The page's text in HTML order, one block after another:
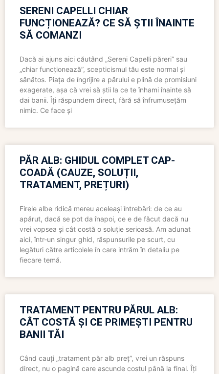
SERENI CAPELLI CHIAR
FUNCȚIONEAZĂ? CE SĂ ȘTII ÎNAINTE
SĂ COMANZI
Dacă ai ajuns aici căutând „Sereni Capelli păreri” sau
„chiar funcționează”, scepticismul tău este normal și
sănătos. Piața de îngrijire a părului e plină de promisiuni
exagerate, așa că vrei să știi la ce te înhami înainte să
dai banii. Îți răspundem direct, fără să înfrumusețăm
nimic. Ce face și
PĂR ALB: GHIDUL COMPLET CAP-
COADĂ (CAUZE, SOLUȚII,
TRATAMENT, PREȚURI)
Firele albe ridică mereu aceleași întrebări: de ce au
apărut, dacă se pot da înapoi, ce e de făcut dacă nu
vrei vopsea și cât costă o soluție serioasă. Am adunat
aici, într-un singur ghid, răspunsurile pe scurt, cu
legături către articolele în care intrăm în detaliu pe
fiecare temă.
TRATAMENT PENTRU PĂRUL ALB:
CÂT COSTĂ ȘI CE PRIMEȘTI PENTRU
BANII TĂI
Când cauți „tratament păr alb preț”, vrei un răspuns
direct, nu o pagină care ascunde costul până la final. Îți